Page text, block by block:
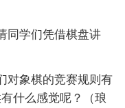
同学们凭借棋盘讲
对象棋的竞赛规则有
什么感觉呢？（琅